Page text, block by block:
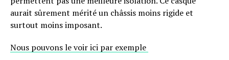
aurait sûrement mérité un châssis moins rigide et
surtout moins imposant.
Nous pouvons le voir ici par exemple